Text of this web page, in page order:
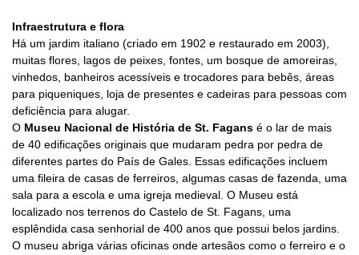
Infraestrutura e flora
Há um jardim italiano (criado em 1902 e restaurado em 2003),
muitas flores, lagos de peixes, fontes, um bosque de amoreiras,
vinhedos, banheiros acessíveis e trocadores para bebês, áreas
para piqueniques, loja de presentes e cadeiras para pessoas com
deficiência para alugar.
O Museu Nacional de História de St. Fagans é o lar de mais
de 40 edificações originais que mudaram pedra por pedra de
diferentes partes do País de Gales. Essas edificações incluem
uma fileira de casas de ferreiros, algumas casas de fazenda, uma
sala para a escola e uma igreja medieval. O Museu está
localizado nos terrenos do Castelo de St. Fagans, uma
esplêndida casa senhorial de 400 anos que possui belos jardins.
O museu abriga várias oficinas onde artesãos como o ferreiro e o